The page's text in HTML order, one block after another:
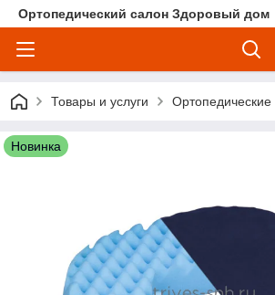
Ортопедический салон Здоровый дом
Товары и услуги
Новинка